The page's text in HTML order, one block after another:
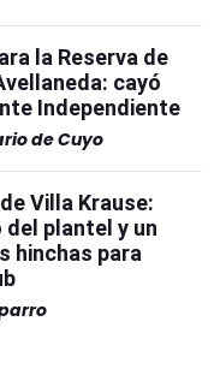
la Reserva de
cayó
Independiente
de Cuyo
Villa Krause:
del plantel y un
hinchas para